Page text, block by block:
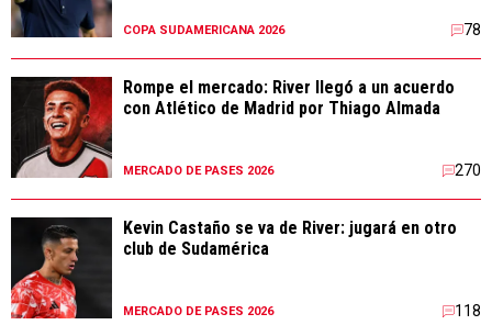
COPA SUDAMERICANA 2026 78
Rompe el mercado: River llegó a un acuerdo
con Atlético de Madrid por Thiago Almada
MERCADO DE PASES 2026 270
Kevin Castaño se va de River: jugará en otro
club de Sudamérica
MERCADO DE PASES 2026 118